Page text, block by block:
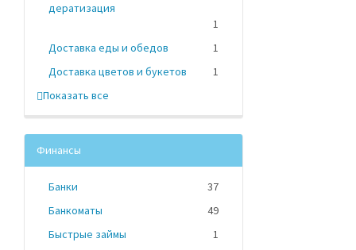
дератизация
1
Доставка еды и обедов
1
Доставка цветов и букетов
1
Показать все
Финансы
Банки
37
Банкоматы
49
Быстрые займы
1